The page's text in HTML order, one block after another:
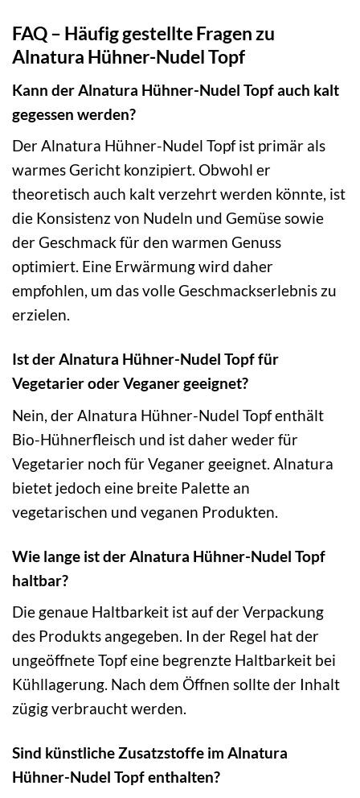
FAQ – Häufig gestellte Fragen zu
Alnatura Hühner-Nudel Topf
Kann der Alnatura Hühner-Nudel Topf auch kalt
gegessen werden?
Der Alnatura Hühner-Nudel Topf ist primär als
warmes Gericht konzipiert. Obwohl er
theoretisch auch kalt verzehrt werden könnte, ist
die Konsistenz von Nudeln und Gemüse sowie
der Geschmack für den warmen Genuss
optimiert. Eine Erwärmung wird daher
empfohlen, um das volle Geschmackserlebnis zu
erzielen.
Ist der Alnatura Hühner-Nudel Topf für
Vegetarier oder Veganer geeignet?
Nein, der Alnatura Hühner-Nudel Topf enthält
Bio-Hühnerfleisch und ist daher weder für
Vegetarier noch für Veganer geeignet. Alnatura
bietet jedoch eine breite Palette an
vegetarischen und veganen Produkten.
Wie lange ist der Alnatura Hühner-Nudel Topf
haltbar?
Die genaue Haltbarkeit ist auf der Verpackung
des Produkts angegeben. In der Regel hat der
ungeöffnete Topf eine begrenzte Haltbarkeit bei
Kühllagerung. Nach dem Öffnen sollte der Inhalt
zügig verbraucht werden.
Sind künstliche Zusatzstoffe im Alnatura
Hühner-Nudel Topf enthalten?